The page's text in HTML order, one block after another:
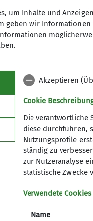
um Inhalte und
geben wir
Akzeptieren
Cookie
Die verantwortliche
diese durchführen,
Nutzungsprofile
ständig zu
zur Nutzeranalyse
statistische Zwecke
Verwendete Cookies
Name